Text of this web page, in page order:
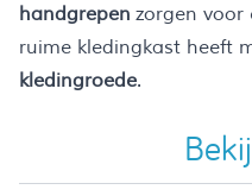
handgrepen zorgen voor
ruime kledingkast heeft
kledingroede.